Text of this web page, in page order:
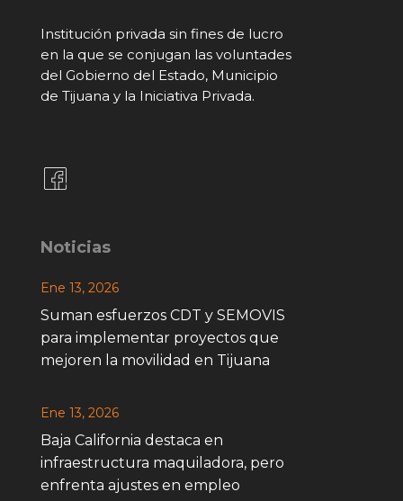
Institución privada sin fines de lucro
en la que se conjugan las voluntades
del Gobierno del Estado, Municipio
de Tijuana y la Iniciativa Privada.
Noticias
Suman esfuerzos CDT y SEMOVIS
para implementar proyectos que
mejoren la movilidad en Tijuana
Ene 13, 2026
Baja California destaca en
infraestructura maquiladora, pero
enfrenta ajustes en empleo
Ene 13, 2026